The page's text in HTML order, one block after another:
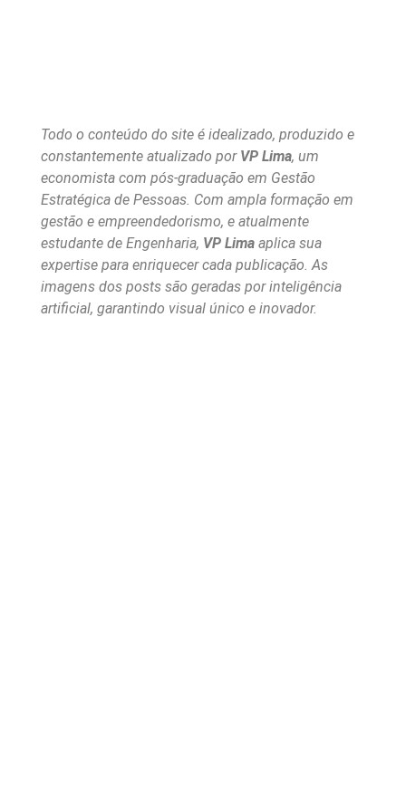
Todo o conteúdo do site é idealizado, produzido e
constantemente atualizado por VP Lima, um
economista com pós-graduação em Gestão
Estratégica de Pessoas. Com ampla formação em
gestão e empreendedorismo, e atualmente
estudante de Engenharia, VP Lima aplica sua
expertise para enriquecer cada publicação. As
imagens dos posts são geradas por inteligência
artificial, garantindo visual único e inovador.